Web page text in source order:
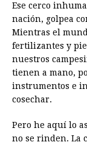
Ese cerco
nación, golpea
Mientras el
fertilizantes y
nuestros
tienen a mano,
instrumentos e
cosechar.
Pero he aquí lo
no se rinden. La